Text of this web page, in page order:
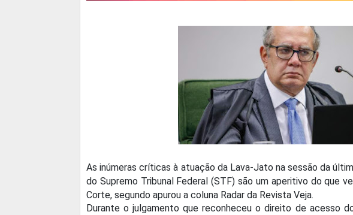
As inúmeras críticas à atuação da Lava-Jato na sessão da
do Supremo Tribunal Federal (STF) são um aperitivo do que
Corte, segundo apurou a coluna Radar da Revista Veja.
Durante o julgamento que reconheceu o direito de acesso